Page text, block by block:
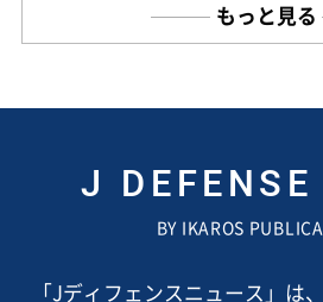
もっと見る
J DEFENSE
BY IKAROS
「Jディフェンスニュース」は